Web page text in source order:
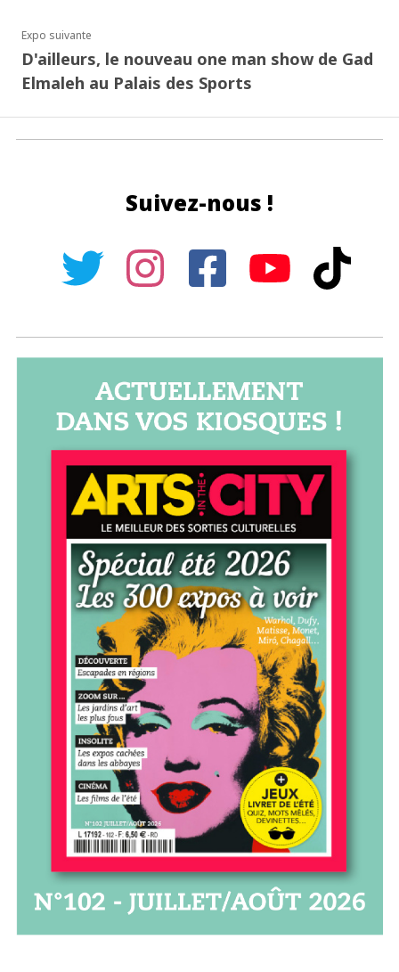
Expo suivante
D'ailleurs, le nouveau one man show de Gad
Elmaleh au Palais des Sports
Suivez-nous !